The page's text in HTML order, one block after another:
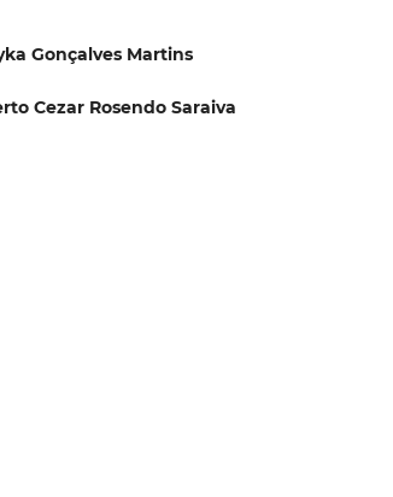
Gonçalves Martins
Cezar Rosendo Saraiva